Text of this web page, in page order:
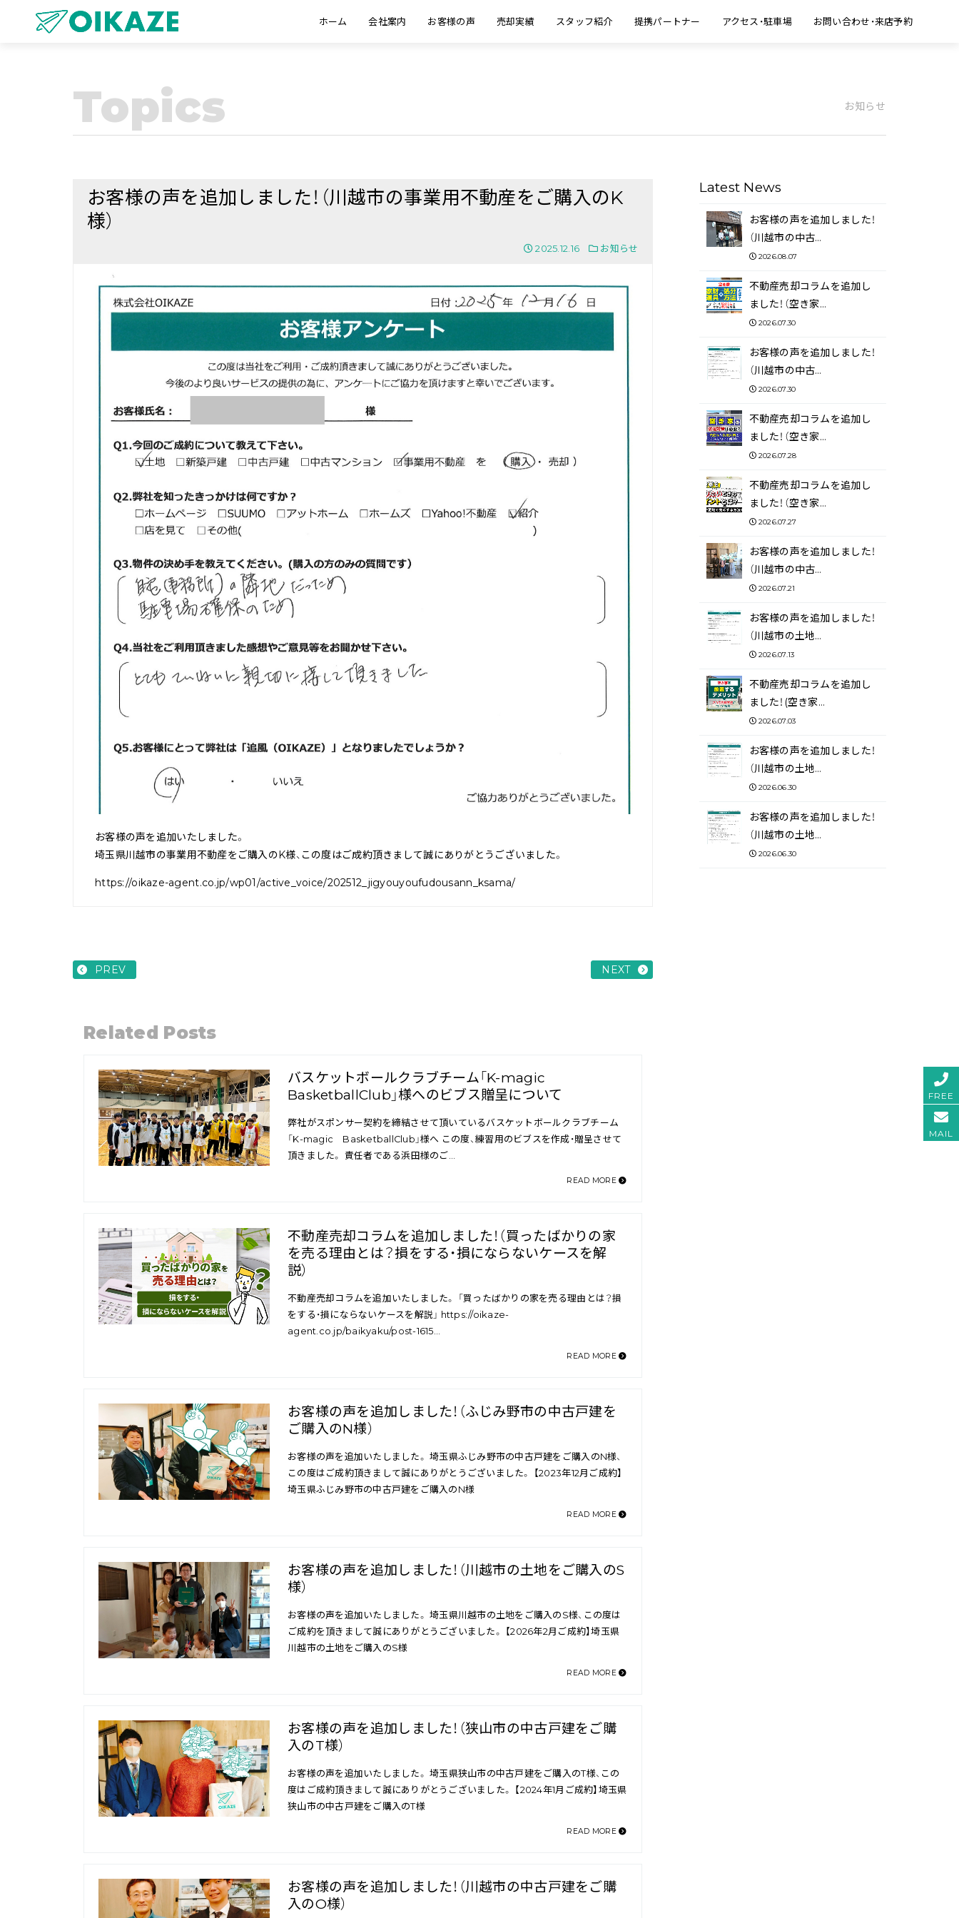
ホーム 会社案内 お客様の声 売却実績 スタッフ紹介 提携パートナー アクセス・駐車場 お問い合わせ・来店予約
Topics お知らせ
お客様の声を追加しました！（川越市の事業用不動産をご購入のK
様）
2025.12.16 お知らせ
お客様の声を追加いたしました。
埼玉県川越市の事業用不動産をご購入のK様、この度はご成約頂きまして誠にありがとうございました。
https://oikaze-agent.co.jp/wp01/active_voice/202512_jigyouyoufudousann_ksama/
PREV NEXT
Related Posts
バスケットボールクラブチーム「K-magic
BasketballClub」様へのビブス贈呈について
弊社がスポンサー契約を締結させて頂いているバスケットボールクラブチーム
「K-magic BasketballClub」様へ この度、練習用のビブスを作成・贈呈させて
頂きました。 責任者である浜田様のご…
READ MORE
不動産売却コラムを追加しました！（買ったばかりの家
を売る理由とは？損をする・損にならないケースを解
説）
不動産売却コラムを追加いたしました。 「買ったばかりの家を売る理由とは？損
をする・損にならないケースを解説」 https://oikaze-
agent.co.jp/baikyaku/post-1615…
READ MORE
お客様の声を追加しました！（ふじみ野市の中古戸建を
ご購入のN様）
お客様の声を追加いたしました。 埼玉県ふじみ野市の中古戸建をご購入のN様、
この度はご成約頂きまして誠にありがとうございました。 【2023年12月ご成約】
埼玉県ふじみ野市の中古戸建をご購入のN様
READ MORE
お客様の声を追加しました！（川越市の土地をご購入のS
様）
お客様の声を追加いたしました。 埼玉県川越市の土地をご購入のS様、この度は
ご成約を頂きまして誠にありがとうございました。 【2026年2月ご成約】埼玉県
川越市の土地をご購入のS様
READ MORE
お客様の声を追加しました！（狭山市の中古戸建をご購
入のT様）
お客様の声を追加いたしました。 埼玉県狭山市の中古戸建をご購入のT様、この
度はご成約頂きまして誠にありがとうございました。 【2024年1月ご成約】埼玉県
狭山市の中古戸建をご購入のT様
READ MORE
お客様の声を追加しました！（川越市の中古戸建をご購
入のO様）
Latest News
お客様の声を追加しました！
（川越市の中古…
2026.08.07
不動産売却コラムを追加し
ました！（空き家…
2026.07.30
お客様の声を追加しました！
（川越市の中古…
2026.07.30
不動産売却コラムを追加し
ました！（空き家…
2026.07.28
不動産売却コラムを追加し
ました！（空き家…
2026.07.27
お客様の声を追加しました！
（川越市の中古…
2026.07.21
お客様の声を追加しました！
（川越市の土地…
2026.07.13
不動産売却コラムを追加し
ました！(空き家…
2026.07.03
お客様の声を追加しました！
（川越市の土地…
2026.06.30
お客様の声を追加しました！
（川越市の土地…
2026.06.30
FREE
MAIL